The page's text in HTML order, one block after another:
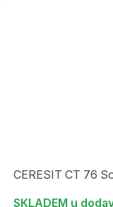
CERESIT CT 76
SKLADEM u